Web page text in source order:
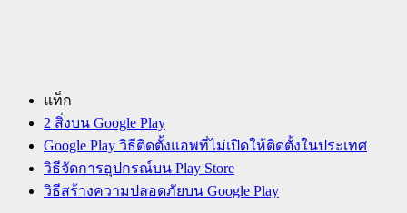
แท็ก
2 สิ่งบน Google Play
Google Play วิธีติดตั้งแอพที่ไม่เปิดให้ติดตั้งในประเทศ
วิธีจัดการอุปกรณ์บน Play Store
วิธีสร้างความปลอดภัยบน Google Play